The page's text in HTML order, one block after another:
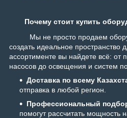
Почему стоит купить
Мы не просто продаем
создать идеальное
ассортименте вы найдете всё: от
насосов до освещения и систем
Доставка по всему
отправка в любой регион.
Профессиональный
помогут рассчитать мощность